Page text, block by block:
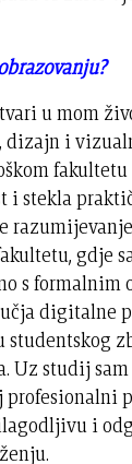
u mom
i
stekla
gdje
formalnim
digitalne
studentskog
studij
i